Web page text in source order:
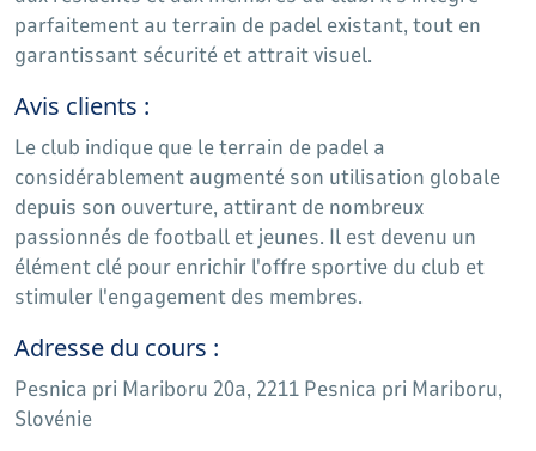
parfaitement au terrain de padel existant, tout en
garantissant sécurité et attrait visuel.
Avis clients :
Le club indique que le terrain de padel a
considérablement augmenté son utilisation globale
depuis son ouverture, attirant de nombreux
passionnés de football et jeunes. Il est devenu un
élément clé pour enrichir l'offre sportive du club et
stimuler l'engagement des membres.
Adresse du cours :
Pesnica pri Mariboru 20a, 2211 Pesnica pri Mariboru,
Slovénie